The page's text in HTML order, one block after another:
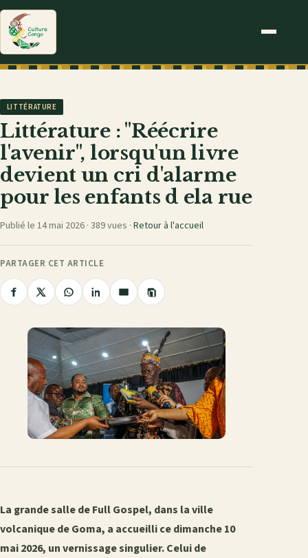
LITTÉRATURE
Littérature : "Réécrire
l'avenir", lorsqu'un livre
devient un cri d'alarme
pour les enfants d ela rue
Publié le 14 mai 2026 · 389 vues · Retour à l'accueil
PARTAGER CET ARTICLE
Partager
Facebook
Partager
X
Partager
WhatsApp
Partager
LinkedIn
Partager
e-
mail
Copier
le
La grande salle de Full Gospel, dans la ville
volcanique de Goma, a accueilli ce dimanche 10
mai 2026, un vernissage singulier. Celui de